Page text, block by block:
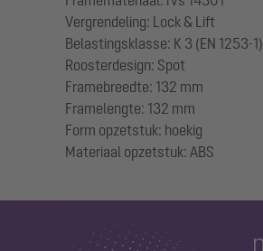
Vergrendeling: Lock & Lift
Belastingsklasse: K 3 (EN 1253-1)
Roosterdesign: Spot
Framebreedte: 132 mm
Framelengte: 132 mm
Form opzetstuk: hoekig